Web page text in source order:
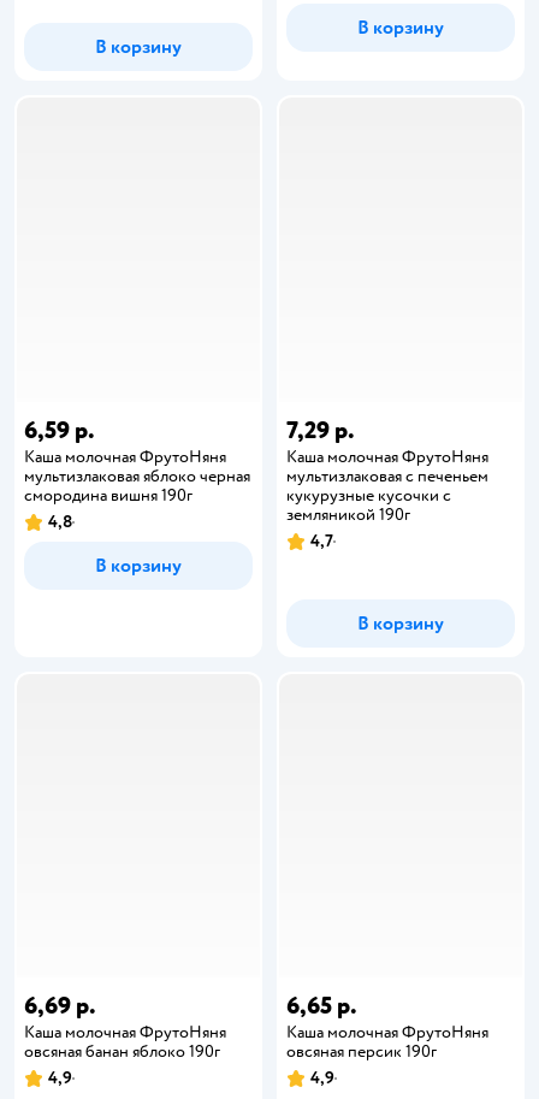
В корзину
В корзину
6,59 р.
Каша молочная ФрутоНяня
мультизлаковая яблоко черная
смородина вишня 190г
4,8
В корзину
7,29 р.
Каша молочная ФрутоНяня
мультизлаковая с печеньем
кукурузные кусочки с
земляникой 190г
4,7
В корзину
6,69 р.
Каша молочная ФрутоНяня
овсяная банан яблоко 190г
4,9
6,65 р.
Каша молочная ФрутоНяня
овсяная персик 190г
4,9